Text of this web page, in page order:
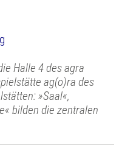
Halle 4 des agra
ag(o)ra des
»Saal«,
bilden die zentralen